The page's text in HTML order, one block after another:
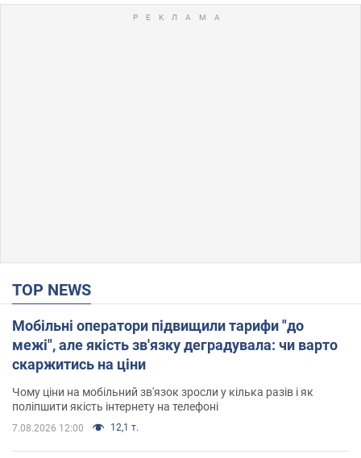
TOP NEWS
Мобільні оператори підвищили тарифи "до
межі", але якість зв'язку деградувала: чи варто
скаржитись на ціни
Чому ціни на мобільний зв'язок зросли у кілька разів і як
поліпшити якість інтернету на телефоні
7.08.2026 12:00 12,1 т.